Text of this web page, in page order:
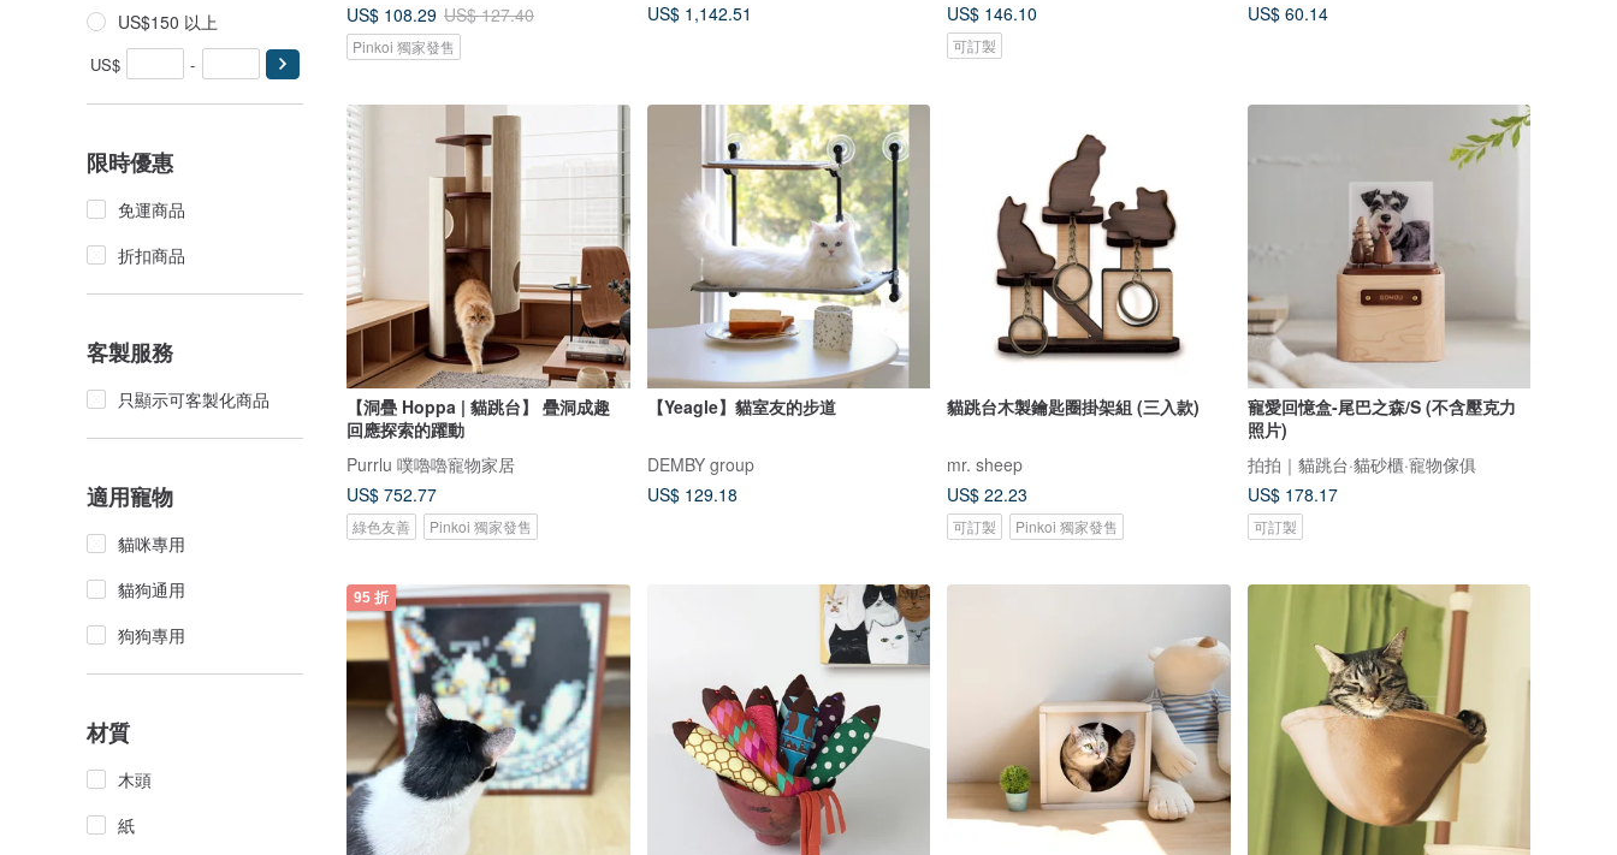
US$150 以上
US$ -
限時優惠
免運商品
折扣商品
客製服務
只顯示可客製化商品
適用寵物
貓咪專用
貓狗通用
狗狗專用
材質
木頭
紙
US$ 108.29 US$ 127.40
Pinkoi 獨家發售
US$ 1,142.51
US$ 146.10
可訂製
US$ 60.14
【洞疊 Hoppa | 貓跳台】 疊洞成趣
回應探索的躍動
Purrlu 噗嚕嚕寵物家居
US$ 752.77
綠色友善 Pinkoi 獨家發售
【Yeagle】貓室友的步道
DEMBY group
US$ 129.18
貓跳台木製鑰匙圈掛架組 (三入款)
mr. sheep
US$ 22.23
可訂製 Pinkoi 獨家發售
寵愛回憶盒-尾巴之森/S (不含壓克力
照片)
拍拍｜貓跳台·貓砂櫃·寵物傢俱
US$ 178.17
可訂製
95 折